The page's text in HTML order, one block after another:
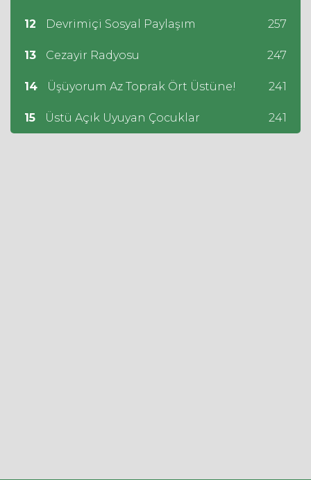
12 Devrimiçi Sosyal Paylaşım 257
13 Cezayir Radyosu 247
14 Üşüyorum Az Toprak Ört Üstüne! 241
15 Üstü Açık Uyuyan Çocuklar 241